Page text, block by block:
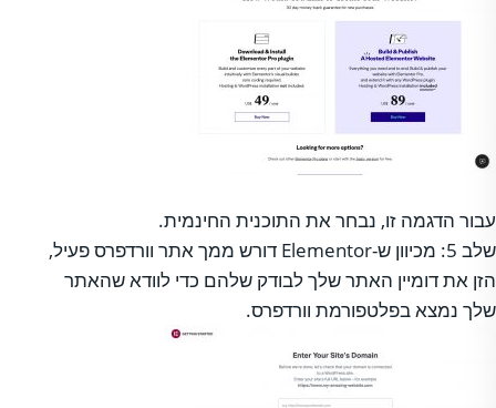
עבור הדגמה זו, נבחר את התוכנית החינמית.
שלב 5: מכיוון ש-Elementor דורש ממך אתר וורדפרס פעיל,
הזן את דומיין האתר שלך לבודק שלהם כדי לוודא שהאתר
שלך נמצא בפלטפורמת וורדפרס.